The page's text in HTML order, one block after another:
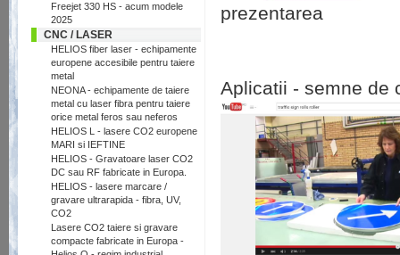
Freejet 330 HS - acum modele
2025
CNC / LASER
HELIOS fiber laser - echipamente
europene accesibile pentru taiere
metal
NEONA - echipamente de taiere
metal cu laser fibra pentru taiere
orice metal feros sau neferos
HELIOS L - lasere CO2 europene
MARI si IEFTINE
HELIOS - Gravatoare laser CO2
DC sau RF fabricate in Europa.
HELIOS - lasere marcare /
gravare ultrarapida - fibra, UV,
CO2
Lasere CO2 taiere si gravare
compacte fabricate in Europa -
prezentarea
Aplicatii - semne de